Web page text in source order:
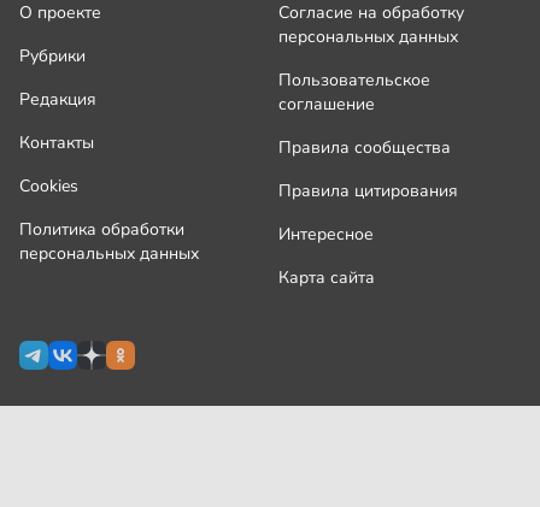
О проекте
Рубрики
Редакция
Контакты
Cookies
Политика обработки
персональных данных
Согласие на обработку
персональных данных
Пользовательское
соглашение
Правила сообщества
Правила цитирования
Интересное
Карта сайта